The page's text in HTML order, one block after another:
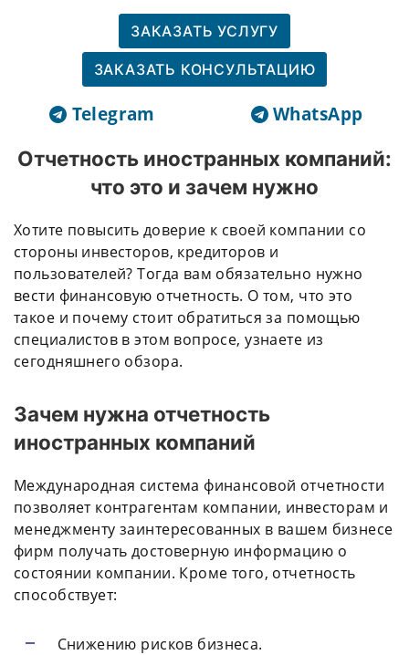
ЗАКАЗАТЬ УСЛУГУ
ЗАКАЗАТЬ КОНСУЛЬТАЦИЮ
Telegram WhatsApp
Отчетность иностранных компаний:
что это и зачем нужно
Хотите повысить доверие к своей компании со
стороны инвесторов, кредиторов и
пользователей? Тогда вам обязательно нужно
вести финансовую отчетность. О том, что это
такое и почему стоит обратиться за помощью
специалистов в этом вопросе, узнаете из
сегодняшнего обзора.
Зачем нужна отчетность
иностранных компаний
Международная система финансовой отчетности
позволяет контрагентам компании, инвесторам и
менеджменту заинтересованных в вашем бизнесе
фирм получать достоверную информацию о
состоянии компании. Кроме того, отчетность
способствует:
Снижению рисков бизнеса.